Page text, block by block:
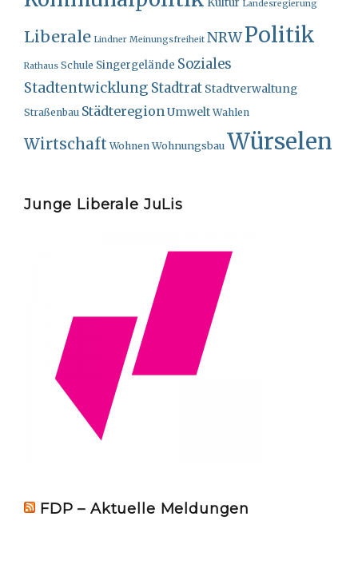
Landesregierung
Liberale Lindner Meinungsfreiheit NRWPolitik
Rathaus Schule Singergelände Soziales
Stadtentwicklung Stadtrat Stadtverwaltung
Straßenbau Städteregion Umwelt Wahlen
Wirtschaft Wohnen WohnungsbauWürselen
Junge Liberale JuLis
FDP – Aktuelle Meldungen